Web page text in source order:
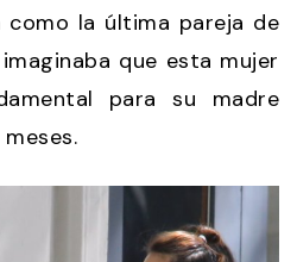
como la última pareja de
que esta mujer
para su madre